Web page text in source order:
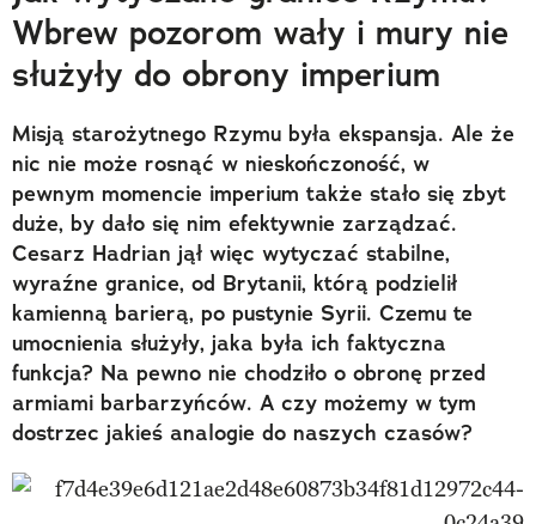
Polecane
Wbrew pozorom wały i mury nie
służyły do obrony imperium
Misją starożytnego Rzymu była ekspansja. Ale że
nic nie może rosnąć w nieskończoność, w
pewnym momencie imperium także stało się zbyt
duże, by dało się nim efektywnie zarządzać.
Cesarz Hadrian jął więc wytyczać stabilne,
wyraźne granice, od Brytanii, którą podzielił
kamienną barierą, po pustynie Syrii. Czemu te
umocnienia służyły, jaka była ich faktyczna
funkcja? Na pewno nie chodziło o obronę przed
armiami barbarzyńców. A czy możemy w tym
dostrzec jakieś analogie do naszych czasów?